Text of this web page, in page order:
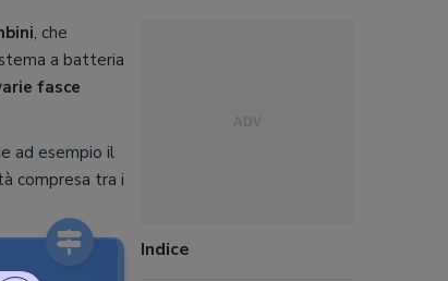
Indice
, che
a batteria
fasce
ad esempio il
compresa tra i